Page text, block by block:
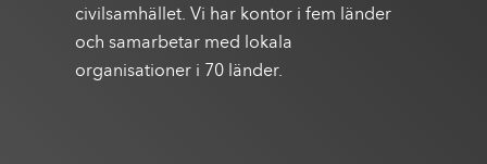
civilsamhället. Vi har kontor i fem länder
och samarbetar med lokala
organisationer i 70 länder.